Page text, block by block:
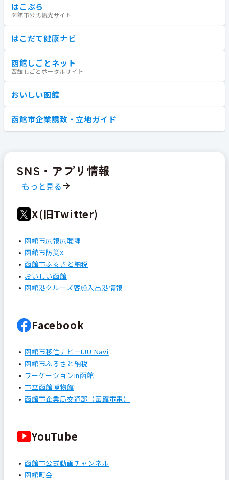
はこぶら
函館市公式観光サイト
はこだて健康ナビ
函館しごとネット
函館しごとポータルサイト
おいしい函館
函館市企業誘致・立地ガイド
SNS・アプリ情報
もっと見る
X(旧Twitter)
函館市広報広聴課
函館市防災X
函館市ふるさと納税
おいしい函館
函館港クルーズ客船入出港情報
Facebook
函館市移住ナビーIJU Navi
函館市ふるさと納税
ワーケーションin函館
市立函館博物館
函館市企業局交通部（函館市電）
YouTube
函館市公式動画チャンネル
函館町会